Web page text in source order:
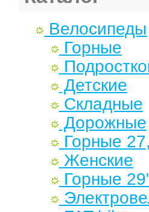
Велосипеды
Горные
Детские
Складные
Дорожные
Горные
Женские
Горные